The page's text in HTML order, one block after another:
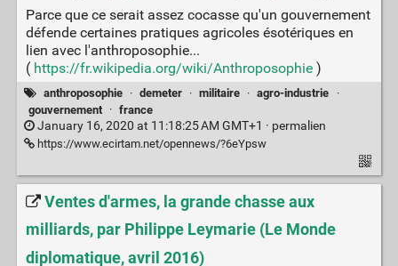
Parce que ce serait assez cocasse qu'un gouvernement
défende certaines pratiques agricoles ésotériques en
lien avec l'anthroposophie...
( https://fr.wikipedia.org/wiki/Anthroposophie)
anthroposophie · demeter · militaire · agro-industrie
·
gouvernement
· france
January 16, 2020 at 11:18:25 AM GMT+1 · permalien
https://www.ecirtam.net/opennews/?6eYpsw
Ventes d'armes, la grande chasse aux
milliards, par Philippe Leymarie (Le Monde
diplomatique, avril 2016)